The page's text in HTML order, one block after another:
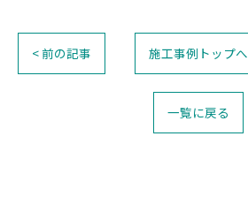
< 前の記事 施工事例トップへ
一覧に戻る